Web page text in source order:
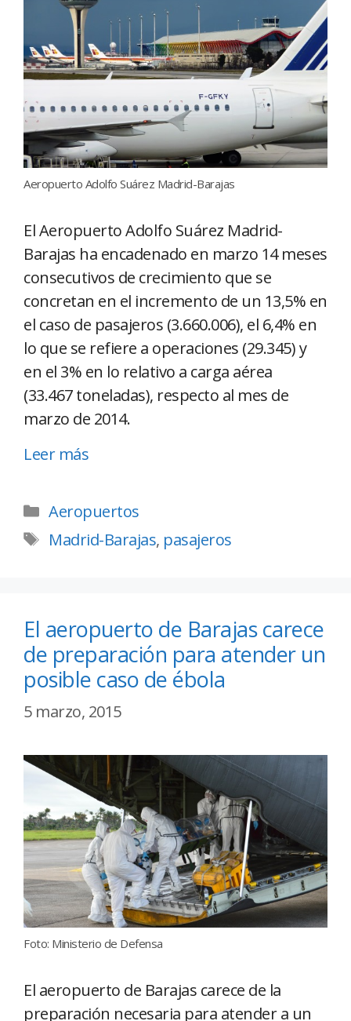
Aeropuerto Adolfo Suárez Madrid-Barajas
El Aeropuerto Adolfo Suárez Madrid-
Barajas ha encadenado en marzo 14 meses
consecutivos de crecimiento que se
concretan en el incremento de un 13,5% en
el caso de pasajeros (3.660.006), el 6,4% en
lo que se refiere a operaciones (29.345) y
en el 3% en lo relativo a carga aérea
(33.467 toneladas), respecto al mes de
marzo de 2014.
Leer más
Aeropuertos
Madrid-Barajas, pasajeros
El aeropuerto de Barajas carece
de preparación para atender un
posible caso de ébola
5 marzo, 2015
Foto: Ministerio de Defensa
El aeropuerto de Barajas carece de la
preparación necesaria para atender a un